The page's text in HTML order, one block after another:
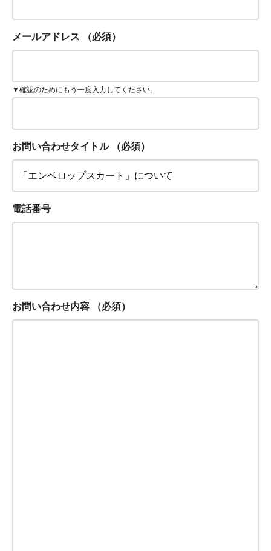
メールアドレス （必須）
▼確認のためにもう一度入力してください。
お問い合わせタイトル （必須）
電話番号
お問い合わせ内容 （必須）